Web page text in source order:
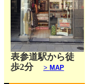
表参道駅から徒
歩2分
> MAP